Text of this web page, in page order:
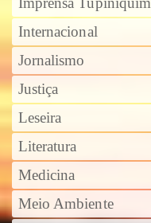
Internacional
Jornalismo
Justiça
Leseira
Literatura
Medicina
Meio Ambiente